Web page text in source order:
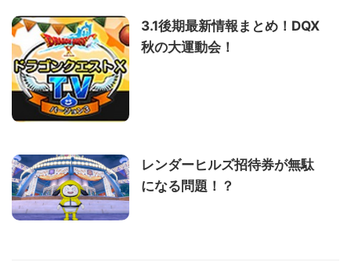
3.1後期最新情報まとめ！DQX
秋の大運動会！
レンダーヒルズ招待券が無駄
になる問題！？